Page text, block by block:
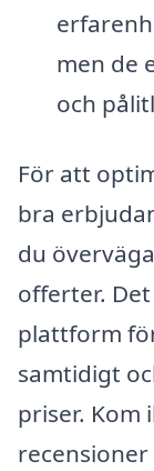
men de
och
För att
bra
du
offerter.
plattform
samtidigt
priser. Kom